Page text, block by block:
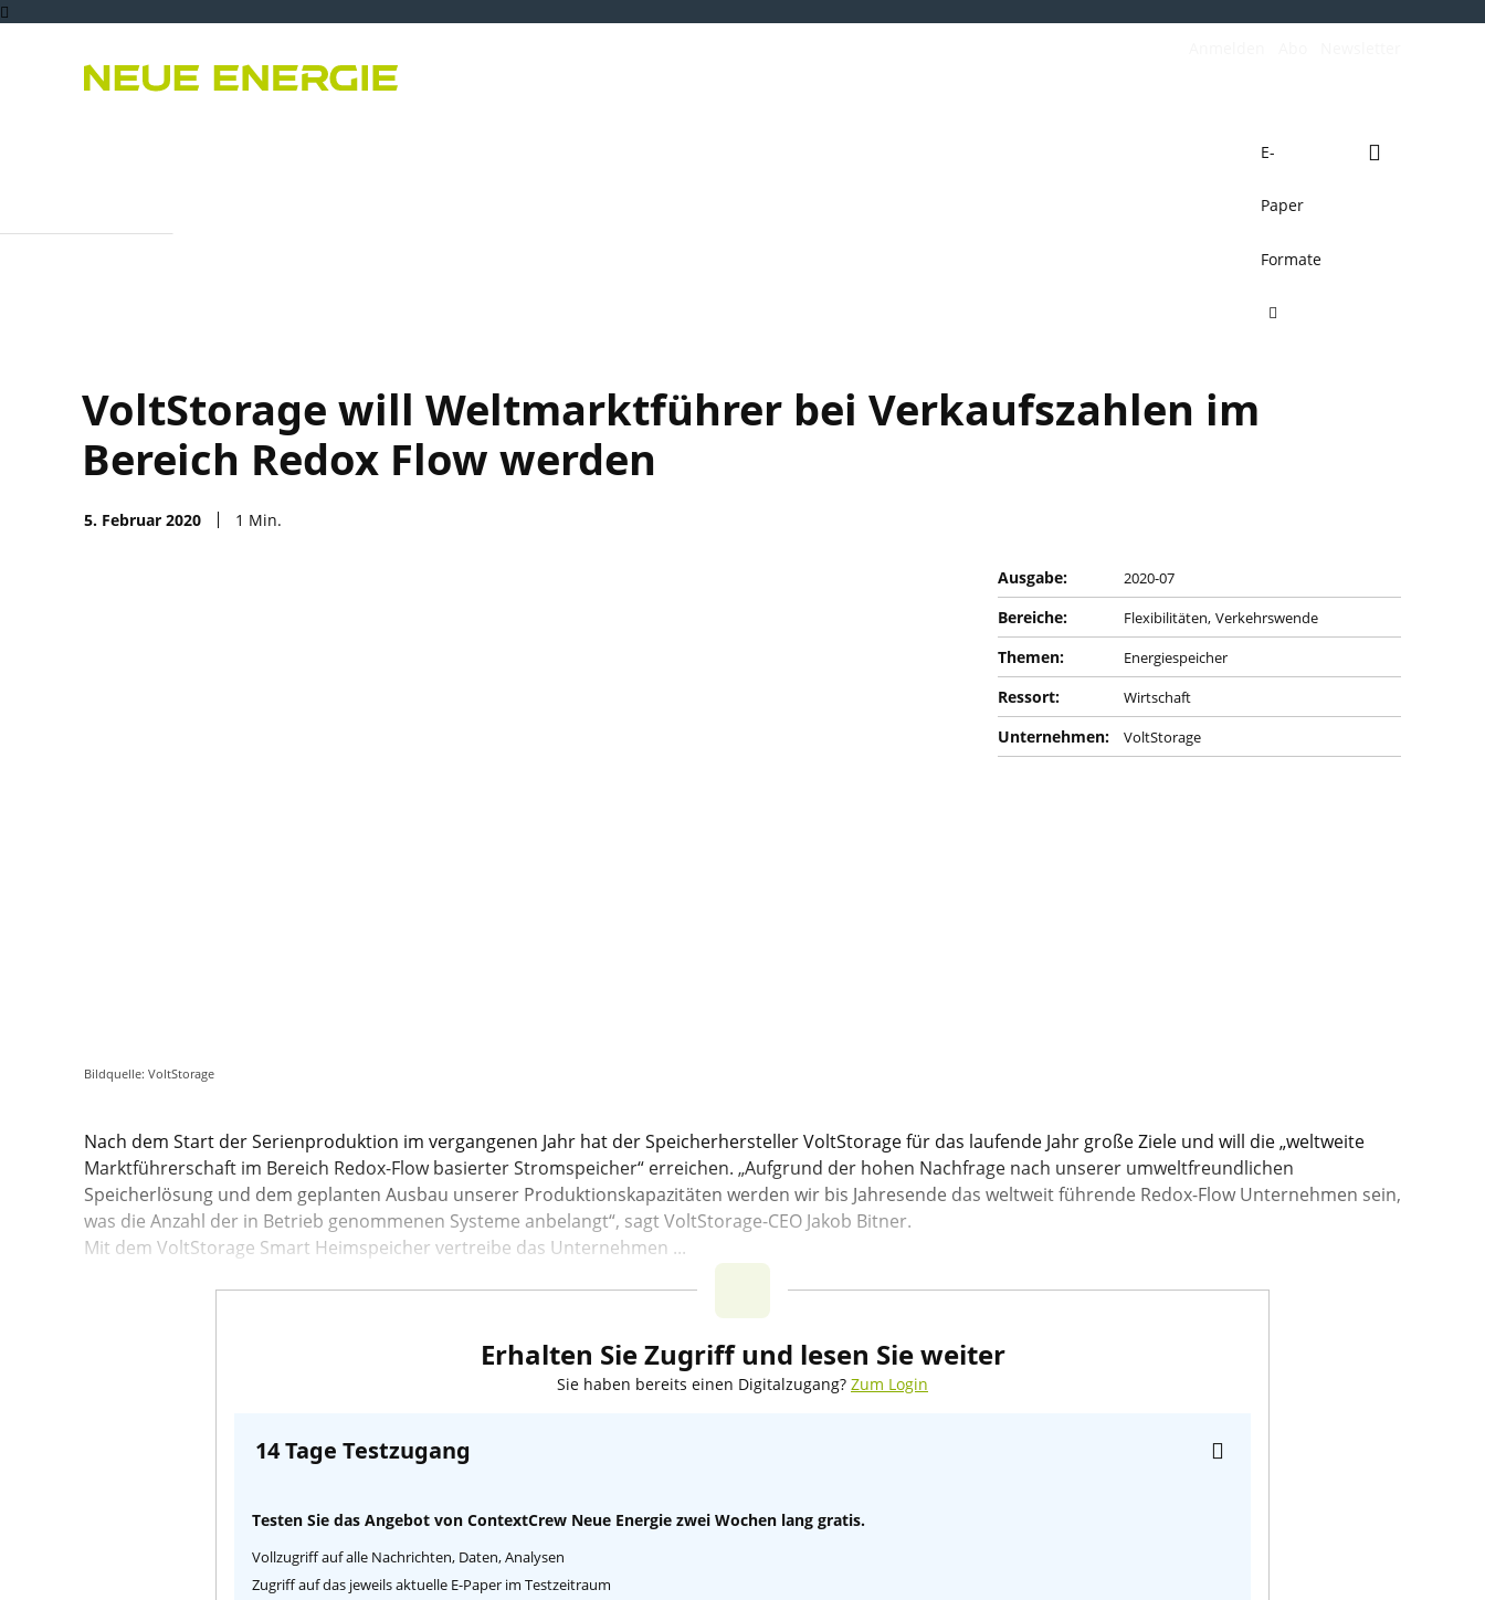
E-
Paper
Formate
VoltStorage will Weltmarktführer bei Verkaufszahlen im
Bereich Redox Flow werden
5. Februar 2020 1 Min.
Bildquelle: VoltStorage
Ausgabe: 2020-07
Bereiche: Flexibilitäten Verkehrswende
Themen: Energiespeicher
Ressort: Wirtschaft
Unternehmen: VoltStorage
Nach dem Start der Serienproduktion im vergangenen Jahr hat der Speicherhersteller VoltStorage für das laufende Jahr große Ziele und will die „weltweite
Marktführerschaft im Bereich Redox-Flow basierter Stromspeicher“ erreichen. „Aufgrund der hohen Nachfrage nach unserer umweltfreundlichen
Speicherlösung und dem geplanten Ausbau unserer Produktionskapazitäten werden wir bis Jahresende das weltweit führende Redox-Flow Unternehmen sein,
was die Anzahl der in Betrieb genommenen Systeme anbelangt“, sagt VoltStorage-CEO Jakob Bitner.
Mit dem VoltStorage Smart Heimspeicher vertreibe das Unternehmen ...
Erhalten Sie Zugriff und lesen Sie weiter
Sie haben bereits einen Digitalzugang? Zum Login
14 Tage Testzugang
Testen Sie das Angebot von ContextCrew Neue Energie zwei Wochen lang gratis.
Vollzugriff auf alle Nachrichten, Daten, Analysen
Zugriff auf das jeweils aktuelle E-Paper im Testzeitraum